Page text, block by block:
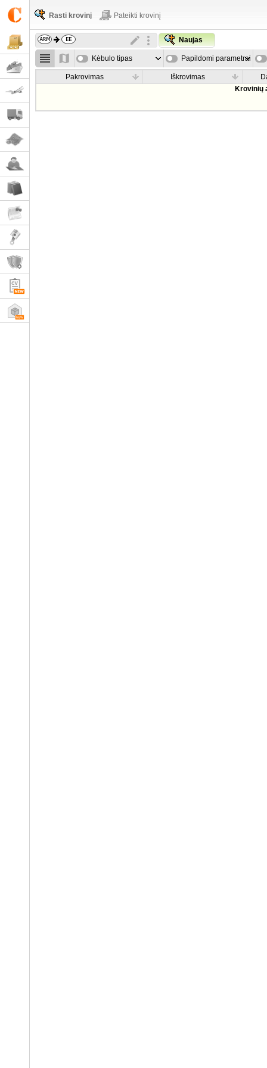
Rasti krovinį Pateikti krovinį
Naujas
Kėbulo tipas Papildomi parametrai
Pakrovimas Iškrovimas
Krovinių